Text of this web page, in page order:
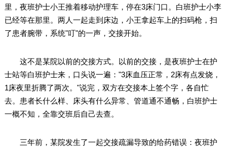
里，夜班护士小王推着移动护理车，停在3床门口。白班护士小李
已经等在那里。两人一起走到床边，小王拿起车上的扫码枪，扫
了患者腕带，系统"叮"的一声，交接开始。
这不是某院以前的交接方式。以前的交接，是夜班护士在护
士站等白班护士来，口头说一遍："3床血压正常，2床有点发烧，
1床夜里折腾了两次。"说完，双方在交接本上签个字，各自忙
去。患者长什么样、床头有什么异常、管道通不通畅，白班护士
一概不知，全靠交班后自己去查。
三年前，某院发生了一起交接疏漏导致的给药错误：夜班护